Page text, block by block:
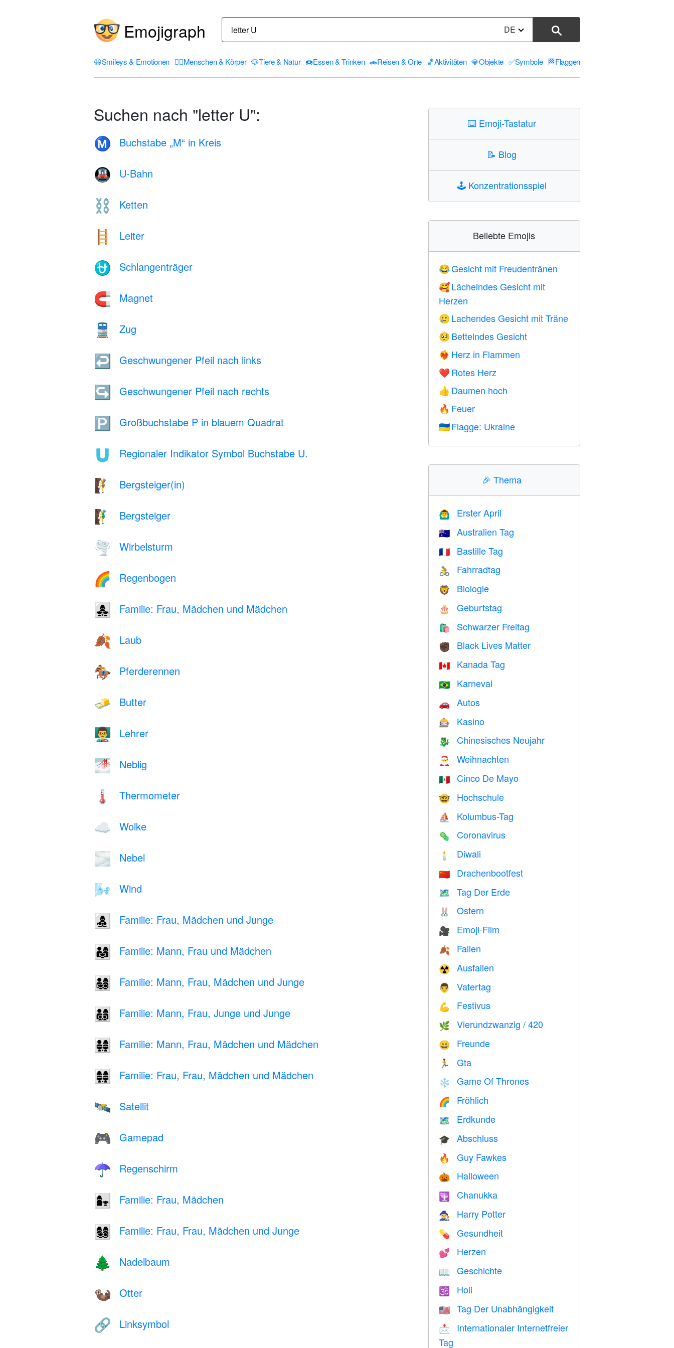
Emojigraph DE
😃Smileys & Emotionen 🤦‍♀️Menschen & Körper 🐶Tiere & Natur 🍩Essen & Trinken 🚗Reisen & Orte 🏀Aktivitäten 💎Objekte ✅Symbole 🏁Flaggen
Suchen nach "letter U":
Ⓜ️ Buchstabe „M“ in Kreis
🚇 U-Bahn
⛓️ Ketten
🪜 Leiter
⛎ Schlangenträger
🧲 Magnet
🚆 Zug
↩️ Geschwungener Pfeil nach links
↪️ Geschwungener Pfeil nach rechts
🅿️ Großbuchstabe P in blauem Quadrat
🇺 Regionaler Indikator Symbol Buchstabe U.
🧗 Bergsteiger(in)
🧗‍♂️ Bergsteiger
🌪️ Wirbelsturm
🌈 Regenbogen
👩‍👧‍👧 Familie: Frau, Mädchen und Mädchen
🍂 Laub
🏇 Pferderennen
🧈 Butter
👨‍🏫 Lehrer
🌁 Neblig
🌡️ Thermometer
☁️ Wolke
🌫️ Nebel
🌬️ Wind
👩‍👧‍👦 Familie: Frau, Mädchen und Junge
👨‍👩‍👧 Familie: Mann, Frau und Mädchen
👨‍👩‍👧‍👦 Familie: Mann, Frau, Mädchen und Junge
👨‍👩‍👦‍👦 Familie: Mann, Frau, Junge und Junge
👨‍👩‍👧‍👧 Familie: Mann, Frau, Mädchen und Mädchen
👩‍👩‍👧‍👧 Familie: Frau, Frau, Mädchen und Mädchen
🛰️ Satellit
🎮 Gamepad
☂️ Regenschirm
👩‍👧 Familie: Frau, Mädchen
👩‍👩‍👧‍👦 Familie: Frau, Frau, Mädchen und Junge
🌲 Nadelbaum
🦦 Otter
🔗 Linksymbol
⌨️ Emoji-Tastatur
📝 Blog
🕹️ Konzentrationsspiel
Beliebte Emojis
😂Gesicht mit Freudentränen
🥰 Lächelndes Gesicht mit
Herzen
🥲 Lachendes Gesicht mit Träne
🥺 Bettelndes Gesicht
❤️‍🔥 Herz in Flammen
❤️ Rotes Herz
👍 Daumen hoch
🔥 Feuer
🇺🇦 Flagge: Ukraine
🎉Thema
🙆‍♂️ Erster April
🇦🇺 Australien Tag
🇫🇷 Bastille Tag
🚴 Fahrradtag
🦁 Biologie
🎂 Geburtstag
🛍 Schwarzer Freitag
✊🏿 Black Lives Matter
🇨🇦 Kanada Tag
🇧🇷 Karneval
🚗 Autos
🎰 Kasino
🐉 Chinesisches Neujahr
🎅 Weihnachten
🇲🇽 Cinco De Mayo
🤓 Hochschule
⛵️ Kolumbus-Tag
🦠 Coronavirus
🕯 Diwali
🇨🇳 Drachenbootfest
🗺️ Tag Der Erde
🐰 Ostern
🎥 Emoji-Film
🍂 Fallen
☢️ Ausfallen
👨 Vatertag
💪 Festivus
🌿 Vierundzwanzig / 420
😄 Freunde
🏃 Gta
❄️ Game Of Thrones
🌈 Fröhlich
🗺 Erdkunde
🎓 Abschluss
🔥 Guy Fawkes
🎃 Halloween
🕎 Chanukka
🧙 Harry Potter
💊 Gesundheit
💕 Herzen
📖 Geschichte
🕉 Holi
🇺🇸 Tag Der Unabhängigkeit
📩
Internationaler Internetfreier
Tag